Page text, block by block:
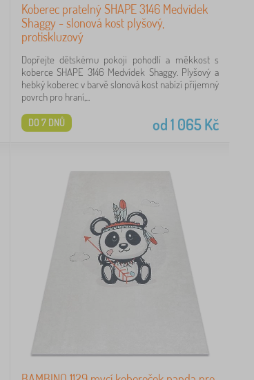
Koberec pratelný SHAPE 3146 Medvídek
Shaggy - slonová kost plyšový,
protiskluzový
Dopřejte dětskému pokoji pohodlí a měkkost s
koberce SHAPE 3146 Medvídek Shaggy. Plyšový a
hebký koberec v barvě slonová kost nabízí příjemný
povrch pro hraní,...
od1 065Kč
DO 7 DNŮ